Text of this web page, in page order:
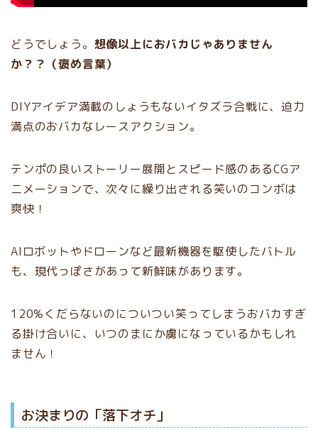
どうでしょう。 想像以上におバカじゃありません
か？？（褒め言葉）
DIYアイデア満載のしょうもないイタズラ合戦に、迫力
満点のおバカなレースアクション。
テンポの良いストーリー展開とスピード感のあるCGア
ニメーションで、次々に繰り出される笑いのコンボは
爽快！
AIロボットやドローンなど最新機器を駆使したバトル
も、現代っぽさがあって新鮮味があります。
120%くだらないのについつい笑ってしまうおバカすぎ
る掛け合いに、いつのまにか虜になっているかもしれ
ません！
お決まりの「落下オチ」